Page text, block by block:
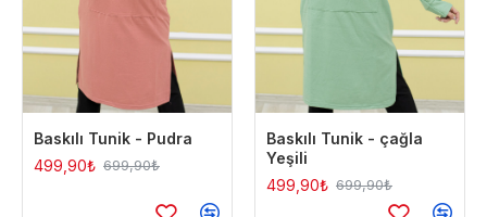
Baskılı Tunik - Pudra
499,90₺ 699,90₺
Baskılı Tunik - çağla
Yeşili
499,90₺ 699,90₺